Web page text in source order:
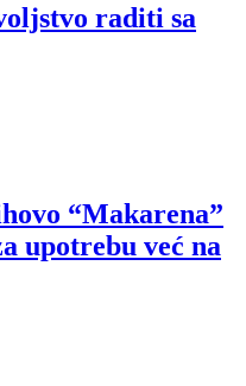
raditi sa
“Makarena”
upotrebu već na